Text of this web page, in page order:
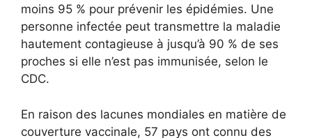
moins 95 % pour prévenir les épidémies. Une
personne infectée peut transmettre la maladie
hautement contagieuse à jusqu’à 90 % de ses
proches si elle n’est pas immunisée, selon le
CDC.
En raison des lacunes mondiales en matière de
couverture vaccinale, 57 pays ont connu des